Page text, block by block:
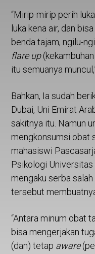
“Mirip-mirip perih
luka kena air, dan
benda tajam, ngilu-
flare up
itu semuanya
Bahkan, Ia sudah
Dubai, Uni Emirat
sakitnya itu. Namun
mengkonsumsi obat
mahasiswi
Psikologi
mengaku serba
tersebut
“Antara minum obat
bisa mengerjakan
(dan) tetap aware